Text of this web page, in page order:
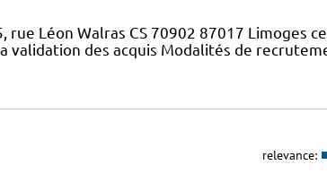
rue Léon Walras CS 70902 87017 Limoges
validation des acquis Modalités de
relevance: